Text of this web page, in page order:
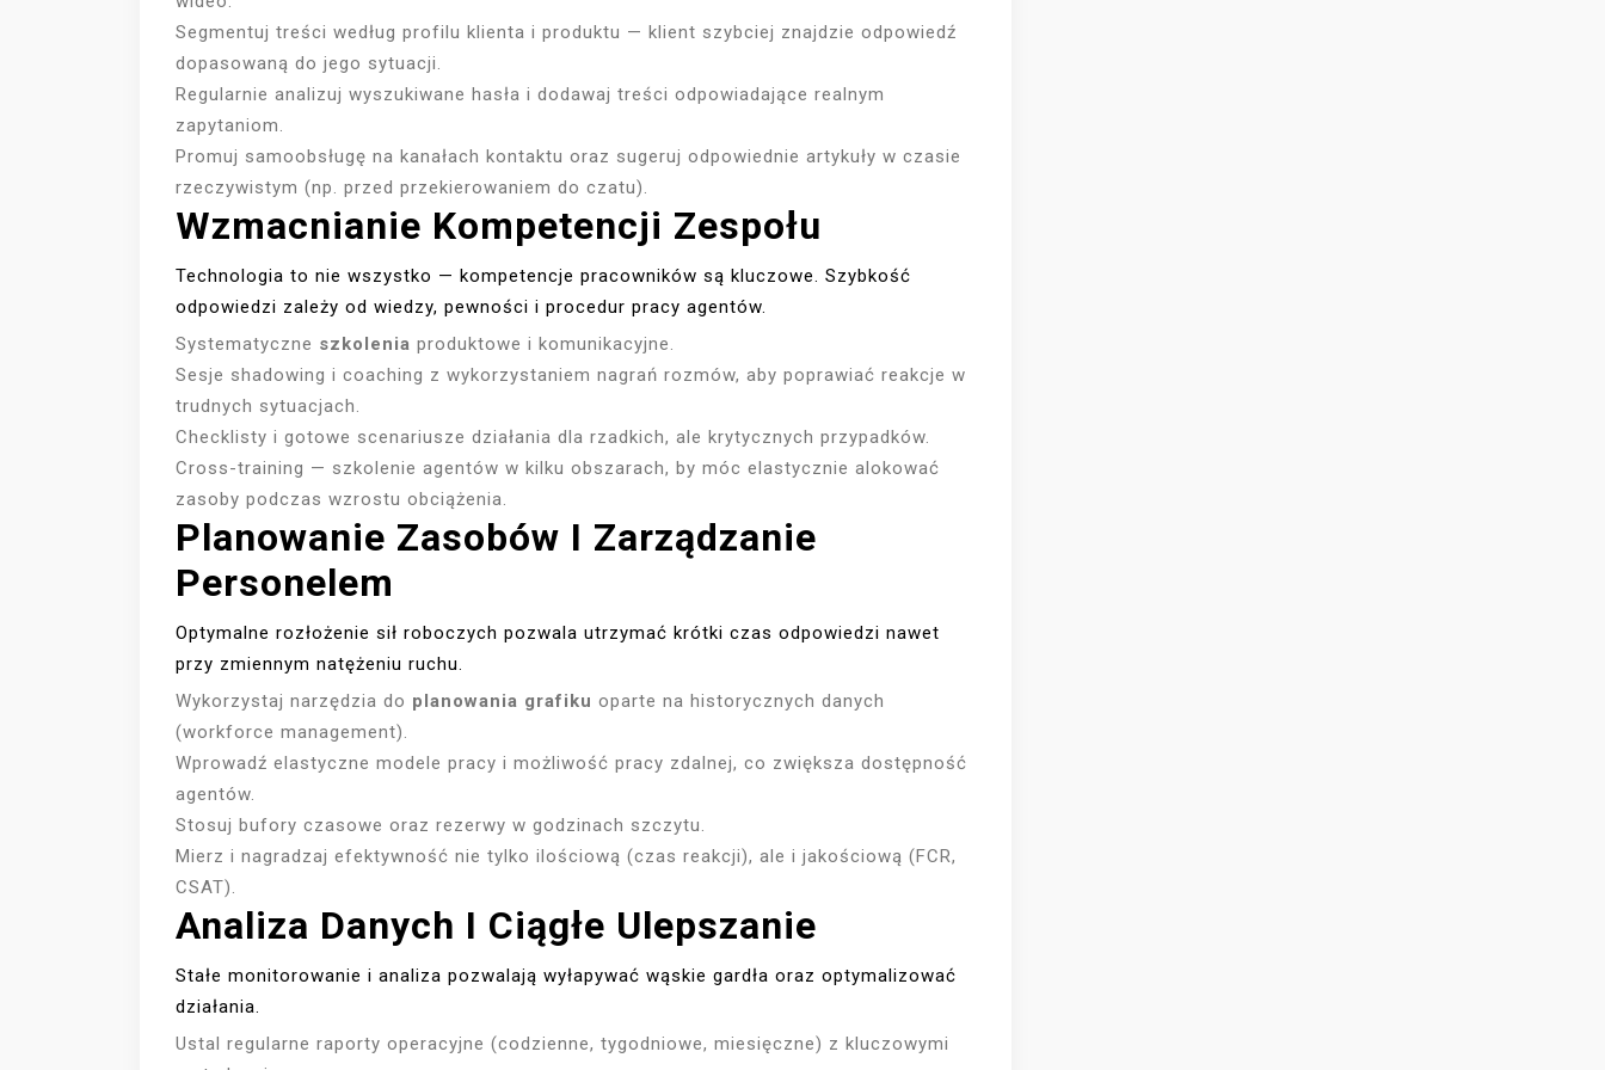
Segmentuj treści według profilu klienta i produktu — klient szybciej znajdzie odpowiedź
dopasowaną do jego sytuacji.
Regularnie analizuj wyszukiwane hasła i dodawaj treści odpowiadające realnym
zapytaniom.
Promuj samoobsługę na kanałach kontaktu oraz sugeruj odpowiednie artykuły w czasie
rzeczywistym (np. przed przekierowaniem do czatu).
Wzmacnianie Kompetencji Zespołu
Technologia to nie wszystko — kompetencje pracowników są kluczowe. Szybkość
odpowiedzi zależy od wiedzy, pewności i procedur pracy agentów.
Systematyczne szkolenia produktowe i komunikacyjne.
Sesje shadowing i coaching z wykorzystaniem nagrań rozmów, aby poprawiać reakcje w
trudnych sytuacjach.
Checklisty i gotowe scenariusze działania dla rzadkich, ale krytycznych przypadków.
Cross-training — szkolenie agentów w kilku obszarach, by móc elastycznie alokować
zasoby podczas wzrostu obciążenia.
Planowanie Zasobów I Zarządzanie
Personelem
Optymalne rozłożenie sił roboczych pozwala utrzymać krótki czas odpowiedzi nawet
przy zmiennym natężeniu ruchu.
Wykorzystaj narzędzia do planowania grafiku oparte na historycznych danych
(workforce management).
Wprowadź elastyczne modele pracy i możliwość pracy zdalnej, co zwiększa dostępność
agentów.
Stosuj bufory czasowe oraz rezerwy w godzinach szczytu.
Mierz i nagradzaj efektywność nie tylko ilościową (czas reakcji), ale i jakościową (FCR,
CSAT).
Analiza Danych I Ciągłe Ulepszanie
Stałe monitorowanie i analiza pozwalają wyłapywać wąskie gardła oraz optymalizować
działania.
Ustal regularne raporty operacyjne (codzienne, tygodniowe, miesięczne) z kluczowymi